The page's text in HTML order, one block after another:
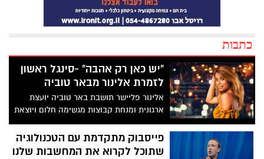
כתבות
"יש כאן רק אהבה" -סינגל ראשון
לזמרת אלינור מבאר טוביה
אלינור פליישר תושבת באר טוביה יועצת
ארגונית ומנחת קבוצות מגשימה חלום ויוצאת
מארון המוזיקה עם סינגל ראשון
פייסבוק מתקדמת עם הטכנולוגיה
שתוכל לקרוא את המחשבות שלנו